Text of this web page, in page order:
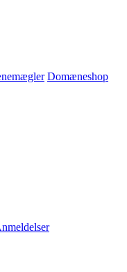
Domæneshop